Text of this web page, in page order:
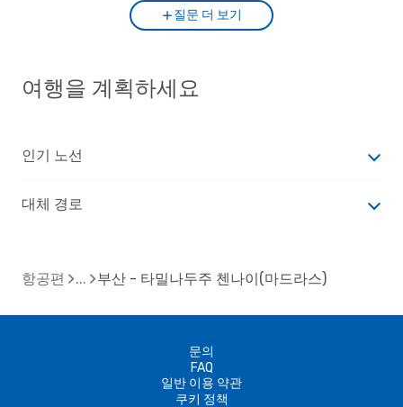
질문 더 보기
여행을 계획하세요
인기 노선
대체 경로
항공편 부산 - 타밀나두주 첸나이(마드라스)
문의
FAQ
일반 이용 약관
쿠키 정책